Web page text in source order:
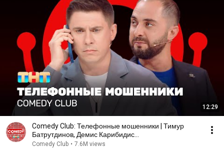
12:29
Comedy Club: Телефонные мошенники | Тимур
Батрутдинов, Демис Карибидис
@ComedyClubRussia
Comedy Club • 7.6M views